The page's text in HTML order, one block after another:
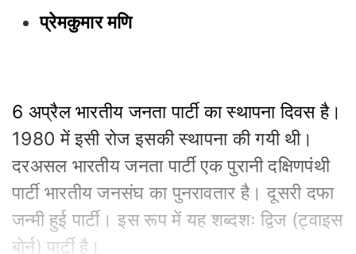
प्रेमकुमार मणि
6 अप्रैल भारतीय जनता पार्टी का स्थापना दिवस है।
1980 में इसी रोज इसकी स्थापना की गयी थी।
दरअसल भारतीय जनता पार्टी एक पुरानी दक्षिणपंथी
पार्टी भारतीय जनसंघ का पुनरावतार है। दूसरी दफा
जन्मी हुई पार्टी। इस रूप में यह शब्दशः द्विज (ट्वाइस
बोर्न) पार्टी है।